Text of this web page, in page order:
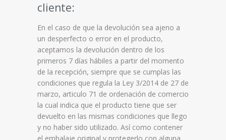
cliente:
En el caso de que la devolución sea ajeno a
un desperfecto o error en el producto,
aceptamos la devolución dentro de los
primeros 7 días hábiles a partir del momento
de la recepción, siempre que se cumplas las
condiciones que regula la Ley 3/2014 de 27 de
marzo, articulo 71 de ordenación de comercio
la cual indica que el producto tiene que ser
devuelto en las mismas condiciones que llego
y no haber sido utilizado. Así como contener